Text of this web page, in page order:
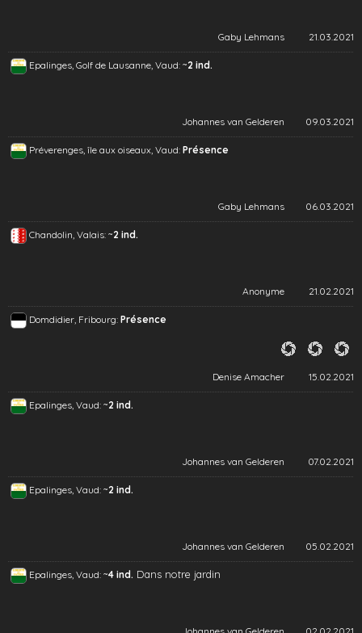
Gaby Lehmans 21.03.2021
Epalinges, Golf de Lausanne, Vaud: ~2 ind.
Johannes van Gelderen 09.03.2021
Préverenges, île aux oiseaux, Vaud: Présence
Gaby Lehmans 06.03.2021
Chandolin, Valais: ~2 ind.
Anonyme 21.02.2021
Domdidier, Fribourg: Présence
Denise Amacher 15.02.2021
Epalinges, Vaud: ~2 ind.
Johannes van Gelderen 07.02.2021
Epalinges, Vaud: ~2 ind.
Johannes van Gelderen 05.02.2021
Epalinges, Vaud: ~4 ind. Dans notre jardin